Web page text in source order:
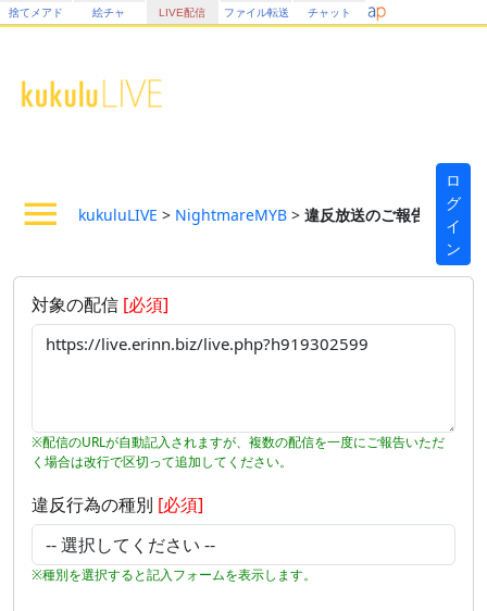
捨てメアド 絵チャ LIVE配信 ファイル転送 チャット
kukuluLIVE > NightmareMYB > 違反放送のご報告フォーム
ロ
グ
イ
ン
対象の配信 [必須]
※配信のURLが自動記入されますが、複数の配信を一度にご報告いただ
く場合は改行で区切って追加してください。
違反行為の種別 [必須]
※種別を選択すると記入フォームを表示します。